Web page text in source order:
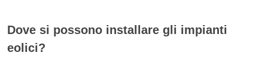
Dove si possono installare gli impianti
eolici?